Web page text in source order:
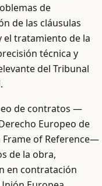
de
de las cláusulas
el tratamiento de la
técnica y
del Tribunal
de contratos —
Europeo de
Frame of Reference—
de la obra,
en contratación